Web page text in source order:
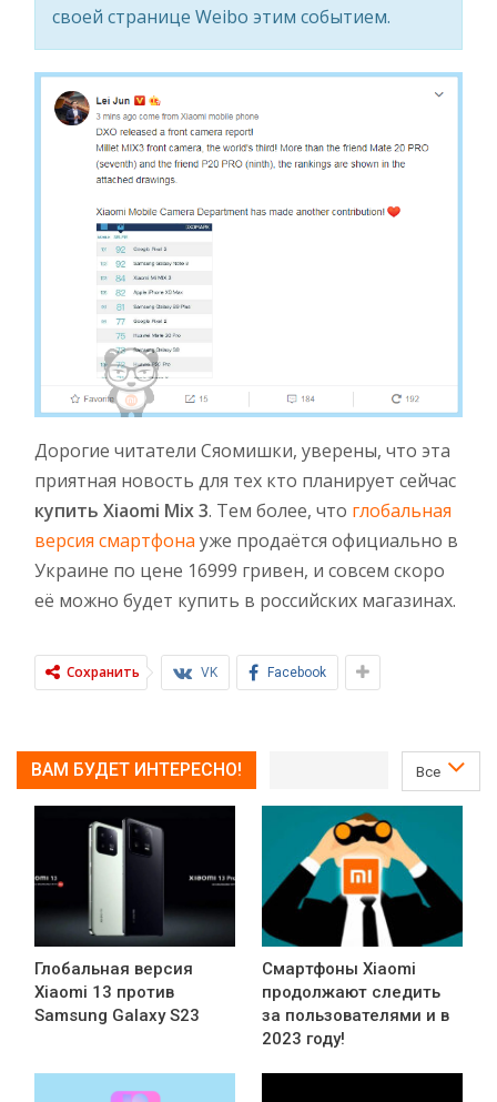
своей странице Weibo этим событием.
Дорогие читатели Сяомишки, уверены, что эта
приятная новость для тех кто планирует сейчас
купить Xiaomi Mix 3. Тем более, что глобальная
версия смартфона уже продаётся официально в
Украине по цене 16999 гривен, и совсем скоро
её можно будет купить в российских магазинах.
Сохранить VK Facebook
Все
ВАМ БУДЕТ ИНТЕРЕСНО!
Глобальная версия
Xiaomi 13 против
Samsung Galaxy S23
Смартфоны Xiaomi
продолжают следить
за пользователями и в
2023 году!